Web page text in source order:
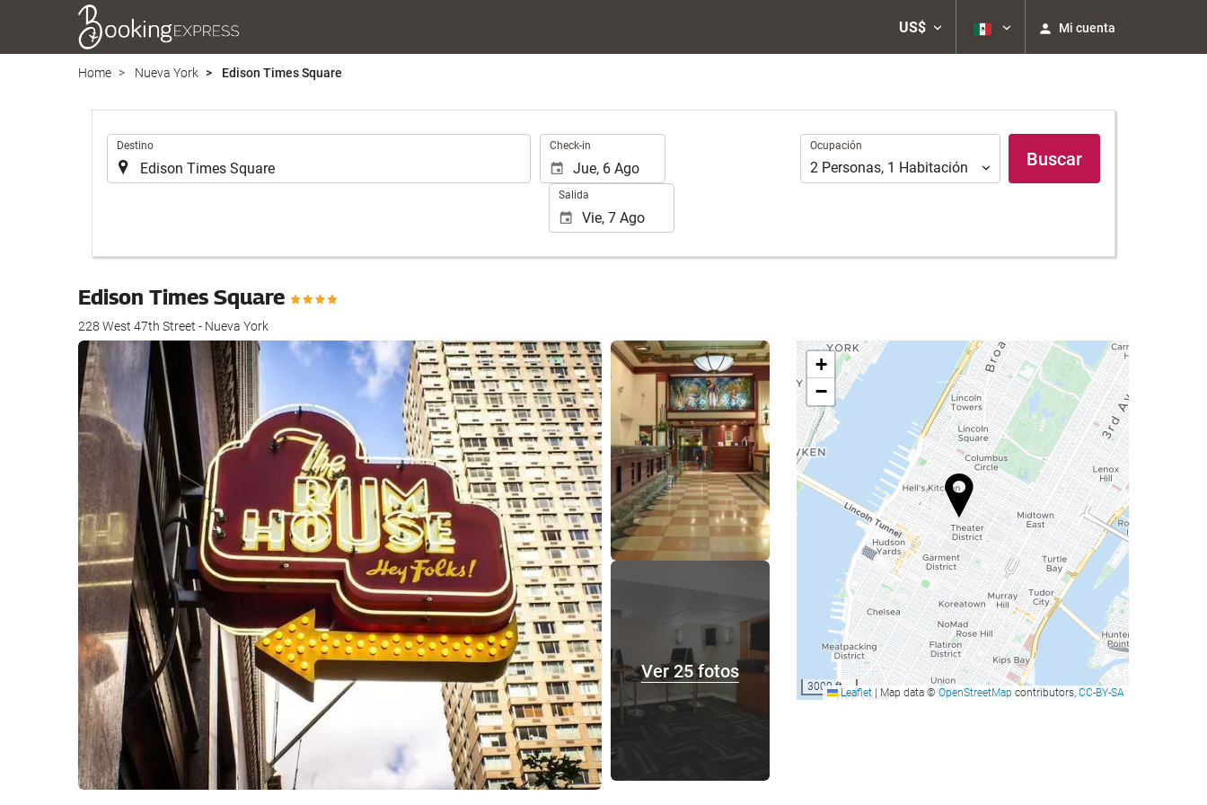
US$ Mi cuenta
Home Nueva York Edison Times Square
Destino Check-in
Salida
Ocupación
Ocupación
2 Personas, 1 Habitación Buscar
Edison Times Square
228 West 47th Street - Nueva York
Ver 25 fotos
Ver 25 fotos
+
−
3000 ftLeaflet | Map data ©OpenStreetMap contributors, CC-BY-SA